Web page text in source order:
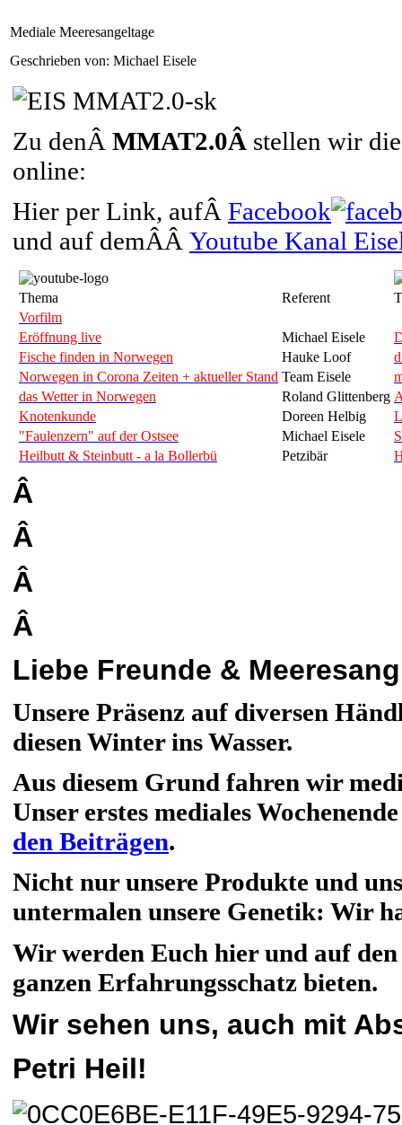
Mediale Meeresangeltage
Geschrieben von: Michael Eisele
Zu denÂ MMAT2.0Â stellen wir
online:
Hier per Link, aufÂ Facebook
und auf demÂÂ Youtube Kanal
Thema Referent
Vorfilm
Eröffnung live
Michael Eisele
Fische finden in Norwegen
Hauke Loof
Norwegen in Corona Zeiten + aktueller Stand Team Eisele
das Wetter in Norwegen
Roland Glittenberg
Knotenkunde
Doreen Helbig
"Faulenzern" auf der Ostsee
Michael Eisele
S
Heilbutt & Steinbutt - a la Bollerbü
Petzibär
Â
Â
Â
Â
Liebe Freunde &
Unsere Präsenz auf diversen
diesen Winter ins Wasser.
Aus diesem Grund fahren wir
Unser erstes mediales
den Beiträgen.
Nicht nur unsere Produkte und
untermalen unsere Genetik: Wir
Wir werden Euch hier und auf
ganzen Erfahrungsschatz bieten.
Wir sehen uns, auch mit
Petri Heil!